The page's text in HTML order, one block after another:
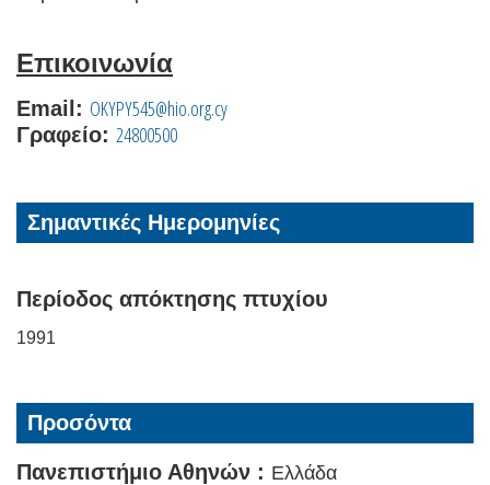
Επικοινωνία
Email: OKYPY545@hio.org.cy
Γραφείο: 24800500
Σημαντικές Ημερομηνίες
Περίοδος απόκτησης πτυχίου
1991
Προσόντα
Πανεπιστήμιο Αθηνών : Ελλάδα